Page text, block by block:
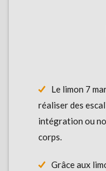
Le limon 7
réaliser des
intégration ou
corps.
Grâce aux